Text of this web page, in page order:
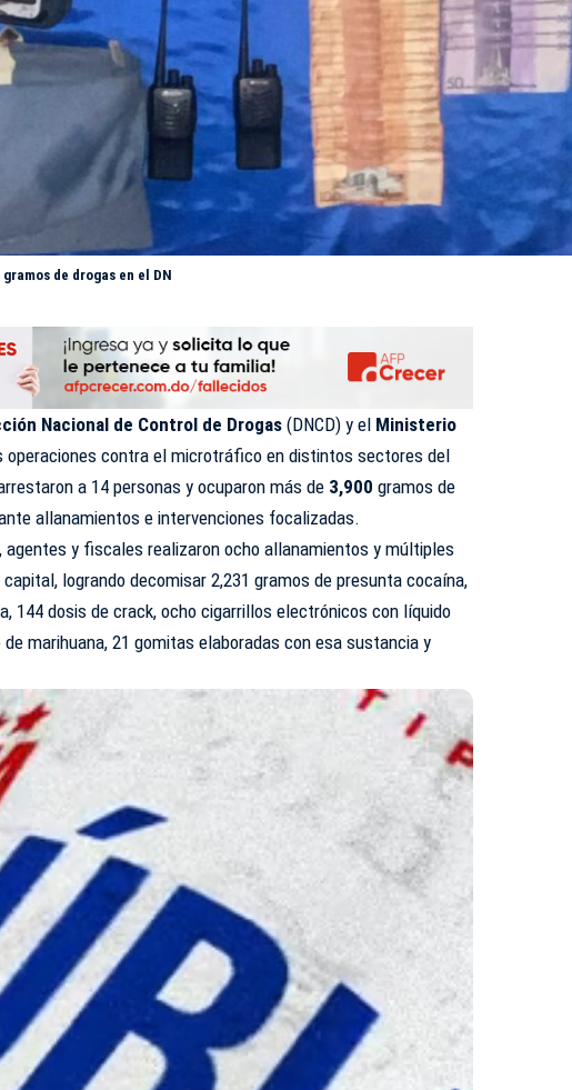
de drogas en el DN
Nacional de Control de Drogas (DNCD) y el Ministerio
operaciones contra el microtráfico en distintos sectores del
a 14 personas y ocuparon más de 3,900 gramos de
allanamientos e intervenciones focalizadas.
agentes y fiscales realizaron ocho allanamientos y múltiples
logrando decomisar 2,231 gramos de presunta cocaína,
144 dosis de crack, ocho cigarrillos electrónicos con líquido
marihuana, 21 gomitas elaboradas con esa sustancia y